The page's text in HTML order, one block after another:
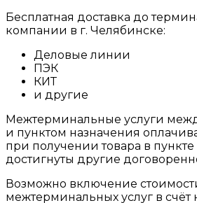
Бесплатная доставка до
компании в г. Челябинске:
Деловые линии
ПЭК
КИТ
и другие
Межтерминальные услуги
и пунктом назначения
при получении товара в
достигнуты другие
Возможно включение
межтерминальных услуг в счёт